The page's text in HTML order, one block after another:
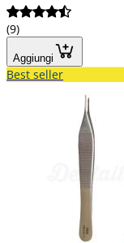
(9)
Aggiungi
Best seller